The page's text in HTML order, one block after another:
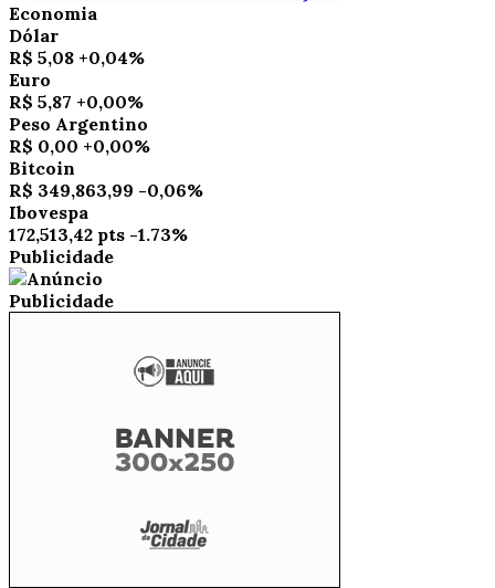
Economia
Dólar
R$ 5,08 +0,04%
Euro
R$ 5,87 +0,00%
Peso Argentino
R$ 0,00 +0,00%
Bitcoin
R$ 349,863,99 -0,06%
Ibovespa
172,513,42 pts -1.73%
Publicidade
Publicidade